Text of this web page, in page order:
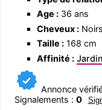
Age :36 ans
Cheveux :Noirs
Taille :168 cm
Affinité :
Annonce
Signalements : 0